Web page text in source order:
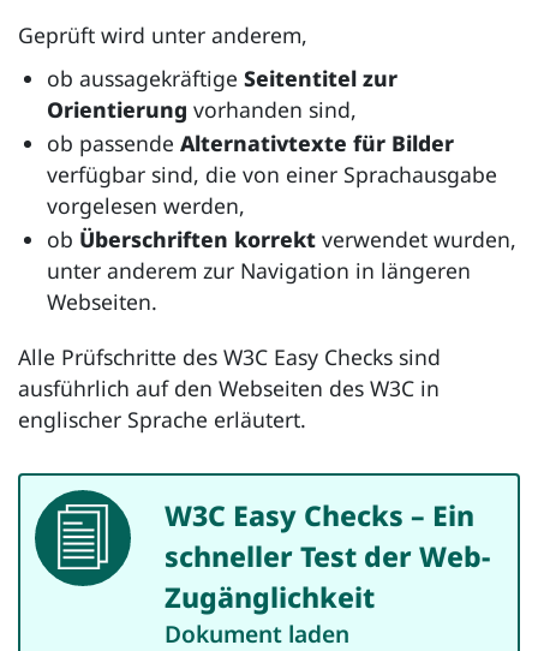
Geprüft wird unter anderem,
ob aussagekräftige Seitentitel zur
Orientierung vorhanden sind,
ob passende Alternativtexte für Bilder
verfügbar sind, die von einer Sprachausgabe
vorgelesen werden,
ob Überschriften korrekt verwendet wurden,
unter anderem zur Navigation in längeren
Webseiten.
Alle Prüfschritte des W3C Easy Checks sind
ausführlich auf den Webseiten des W3C in
englischer Sprache erläutert.
Dokument W3C Easy Checks – Ein
schneller Test der Web-
Zugänglichkeit
Dokument laden